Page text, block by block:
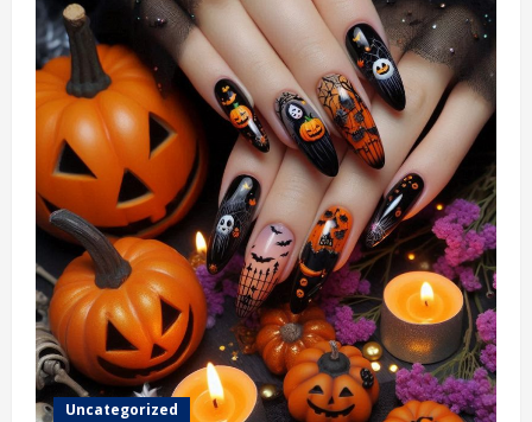
Uncategorized